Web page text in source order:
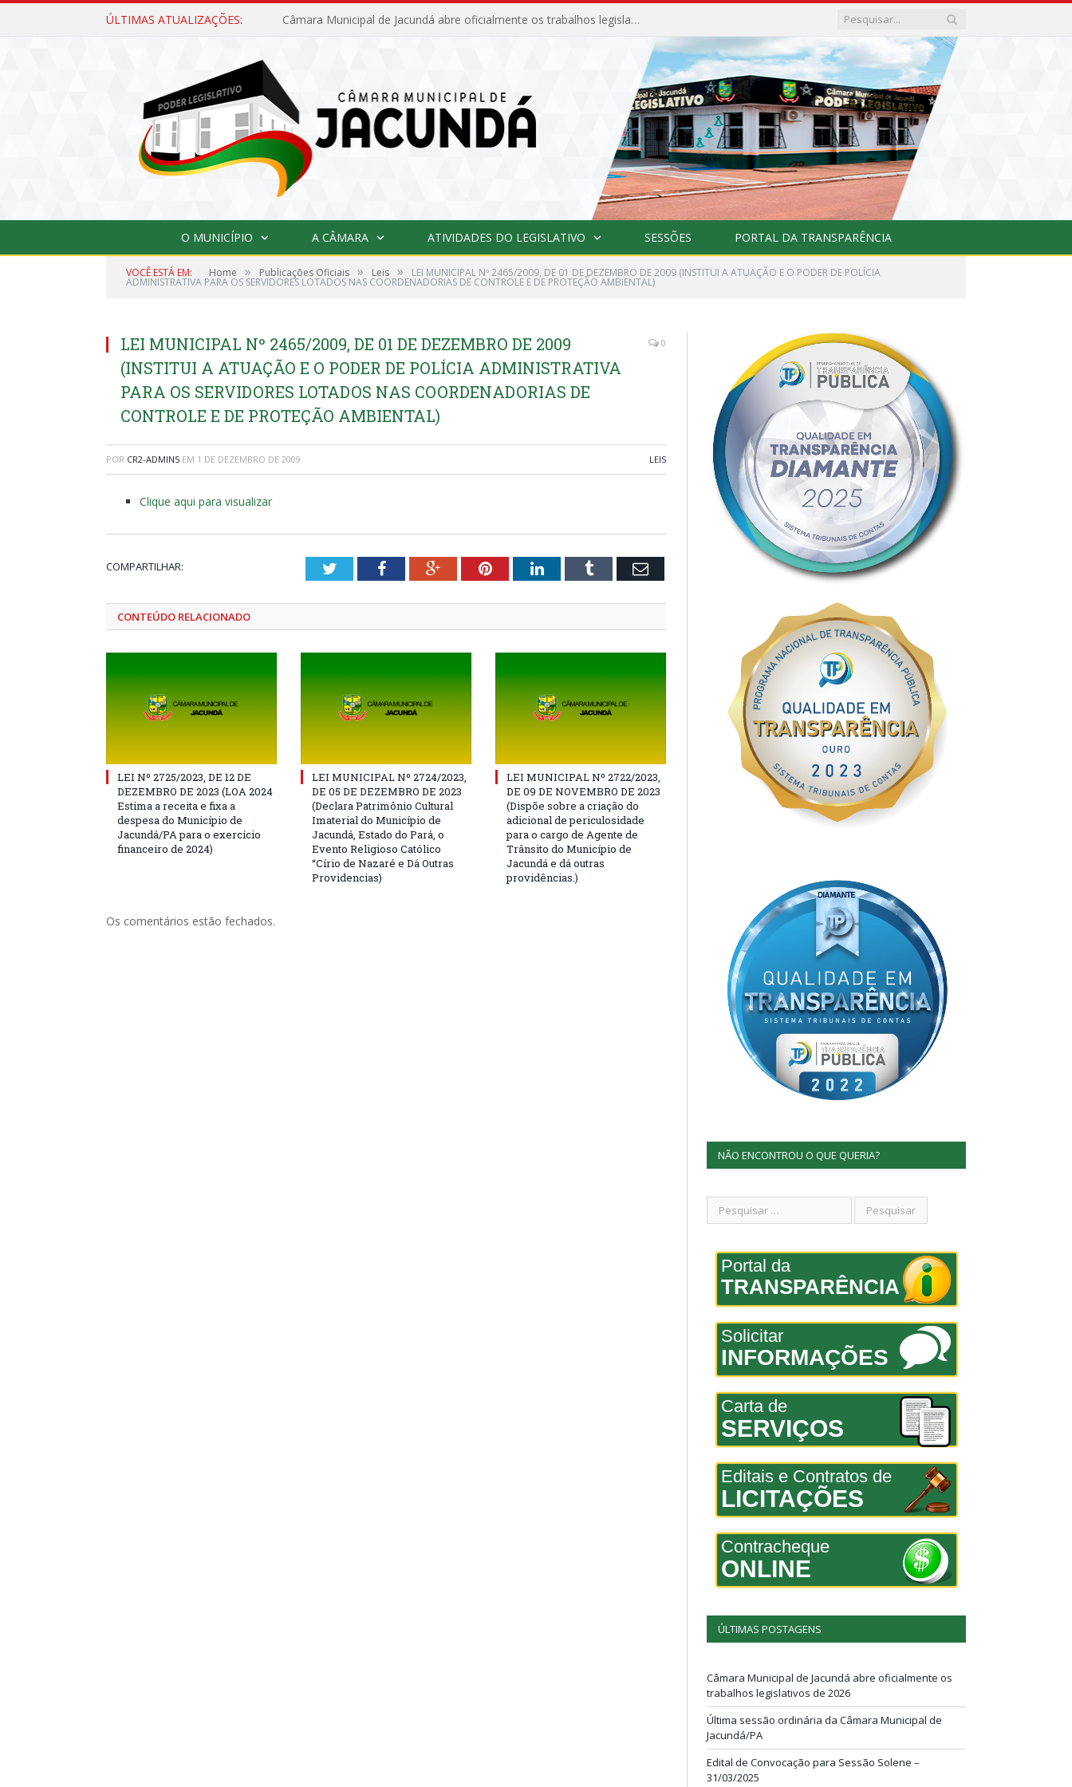
ÚLTIMAS ATUALIZAÇÕES: Câmara Municipal de Jacundá abre oficialmente os trabalhos legislativos de 2026
O MUNICÍPIO A CÂMARA ATIVIDADES DO LEGISLATIVO SESSÕES PORTAL DA TRANSPARÊNCIA
VOCÊ ESTÁ EM: Home » Publicações Oficiais » Leis » LEI MUNICIPAL Nº 2465/2009, DE 01 DE DEZEMBRO DE 2009 (INSTITUI A ATUAÇÃO E O PODER DE POLÍCIA
ADMINISTRATIVA PARA OS SERVIDORES LOTADOS NAS COORDENADORIAS DE CONTROLE E DE PROTEÇÃO AMBIENTAL)
LEI MUNICIPAL Nº 2465/2009, DE 01 DE DEZEMBRO DE 2009
(INSTITUI A ATUAÇÃO E O PODER DE POLÍCIA ADMINISTRATIVA
PARA OS SERVIDORES LOTADOS NAS COORDENADORIAS DE
CONTROLE E DE PROTEÇÃO AMBIENTAL)
0
POR CR2-ADMIN5 EM 1 DE DEZEMBRO DE 2009 LEIS
Clique aqui para visualizar
COMPARTILHAR: TwitterFacebookGoogle+PinterestLinkedInTumblr Email
CONTEÚDO RELACIONADO
LEI Nº 2725/2023, DE 12 DE
DEZEMBRO DE 2023 (LOA 2024
Estima a receita e fixa a
despesa do Município de
Jacundá/PA para o exercício
financeiro de 2024)
LEI MUNICIPAL Nº 2724/2023,
DE 05 DE DEZEMBRO DE 2023
(Declara Patrimônio Cultural
Imaterial do Município de
Jacundá, Estado do Pará, o
Evento Religioso Católico
“Círio de Nazaré e Dá Outras
Providencias)
LEI MUNICIPAL Nº 2722/2023,
DE 09 DE NOVEMBRO DE 2023
(Dispõe sobre a criação do
adicional de periculosidade
para o cargo de Agente de
Trânsito do Município de
Jacundá e dá outras
providências.)
Os comentários estão fechados.
NÃO ENCONTROU O QUE QUERIA?
Portal da
TRANSPARÊNCIA
Solicitar
INFORMAÇÕES
Carta de
SERVIÇOS
Editais e Contratos de
LICITAÇÕES
Contracheque
ONLINE
ÚLTIMAS POSTAGENS
Câmara Municipal de Jacundá abre oficialmente os
trabalhos legislativos de 2026
Última sessão ordinária da Câmara Municipal de
Jacundá/PA
Edital de Convocação para Sessão Solene –
31/03/2025